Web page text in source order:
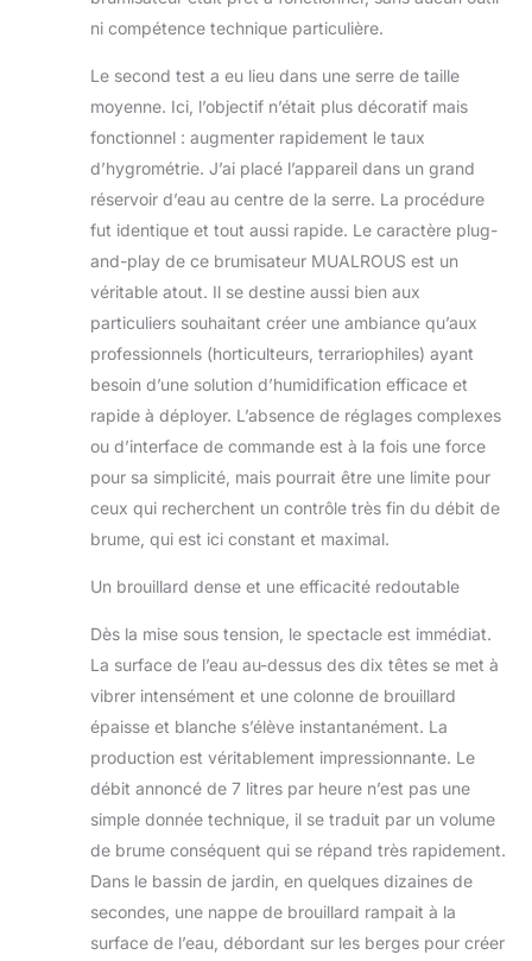
bien à une variété
humidificateurs à
ultrasons sont
largement utilisés,
tels que
l’humidification des
légumes de serre, la
pulvérisation de
paysages de jardin
l’aménagement
paysager d’hôtel,
l’humidification
industrielle des
création d’effets de
scène et
l’amélioration de
l’atmosphère du
la création d’une
atmosphère
satisfaction de vos
besoins
d’humidification
avec cet appareil
polyvalent et
puissant
ni compétence technique particulière.
Le second test a eu lieu dans une serre de taille
moyenne. Ici, l’objectif n’était plus décoratif mais
fonctionnel : augmenter rapidement le taux
d’hygrométrie. J’ai placé l’appareil dans un grand
réservoir d’eau au centre de la serre. La procédure
fut identique et tout aussi rapide. Le caractère plug-
and-play de ce brumisateur MUALROUS est un
véritable atout. Il se destine aussi bien aux
particuliers souhaitant créer une ambiance qu’aux
professionnels (horticulteurs, terrariophiles) ayant
besoin d’une solution d’humidification efficace et
rapide à déployer. L’absence de réglages complexes
ou d’interface de commande est à la fois une force
pour sa simplicité, mais pourrait être une limite pour
ceux qui recherchent un contrôle très fin du débit de
brume, qui est ici constant et maximal.
Un brouillard dense et une efficacité redoutable
Dès la mise sous tension, le spectacle est immédiat.
La surface de l’eau au-dessus des dix têtes se met à
vibrer intensément et une colonne de brouillard
épaisse et blanche s’élève instantanément. La
production est véritablement impressionnante. Le
débit annoncé de 7 litres par heure n’est pas une
simple donnée technique, il se traduit par un volume
de brume conséquent qui se répand très rapidement.
Dans le bassin de jardin, en quelques dizaines de
secondes, une nappe de brouillard rampait à la
surface de l’eau, débordant sur les berges pour créer